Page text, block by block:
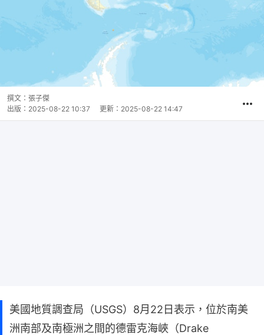
撰文： 張子傑
出版： 2025-08-22 10:37 更新： 2025-08-22 14:47
美國地質調查局（USGS）8月22日表示，位於南美
洲南部及南極洲之間的德雷克海峽（Drake